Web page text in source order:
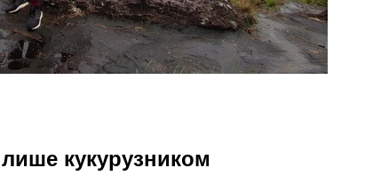
кукурузником